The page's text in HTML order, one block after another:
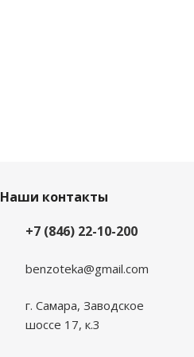
Наши контакты
+7 (846) 22-10-200
benzoteka@gmail.com
г. Самара, Заводское
шоссе 17, к.3